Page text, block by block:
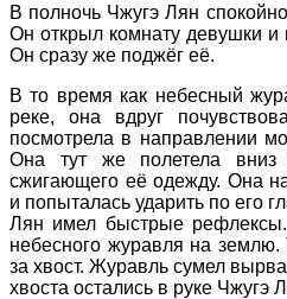
В полночь Чжугэ Лян
Он открыл комнату девушки
Он сразу же поджёг её.
В то время как небесный
реке, она вдруг
посмотрела в направлении
Она тут же полетела
сжигающего её одежду. Она
и попыталась ударить по его
Лян имел быстрые
небесного журавля на землю.
за хвост. Журавль сумел
хвоста остались в руке Чжугэ